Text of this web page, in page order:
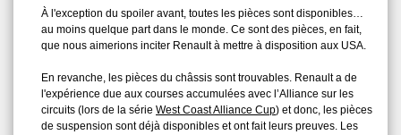
À l'exception du spoiler avant, toutes les pièces sont disponibles…
au moins quelque part dans le monde. Ce sont des pièces, en fait,
que nous aimerions inciter Renault à mettre à disposition aux USA.
En revanche, les pièces du châssis sont trouvables. Renault a de
l'expérience due aux courses accumulées avec l’Alliance sur les
circuits (lors de la série West Coast Alliance Cup) et donc, les pièces
de suspension sont déjà disponibles et ont fait leurs preuves. Les